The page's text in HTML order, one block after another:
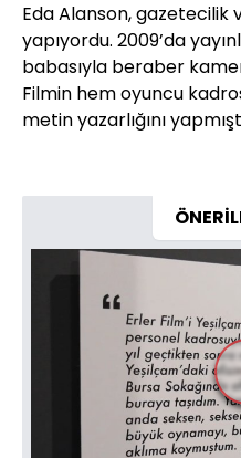
Eda Alanson, gazetecilik
yapıyordu. 2009’da
babasıyla beraber
Filmin hem oyuncu
metin yazarlığını